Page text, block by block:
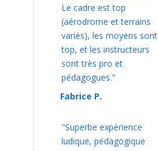
Le cadre est top
(aérodrome et terrains
variés), les moyens sont
top, et les instructeurs
sont très pro et
pédagogues."
Fabrice P.
"Superbe expérience
ludique, pédagogique